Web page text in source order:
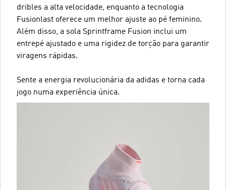
dribles a alta velocidade, enquanto a tecnologia
Fusionlast oferece um melhor ajuste ao pé feminino.
Além disso, a sola Sprintframe Fusion inclui um
entrepé ajustado e uma rigidez de torção para garantir
viragens rápidas.
Sente a energia revolucionária da adidas e torna cada
jogo numa experiência única.